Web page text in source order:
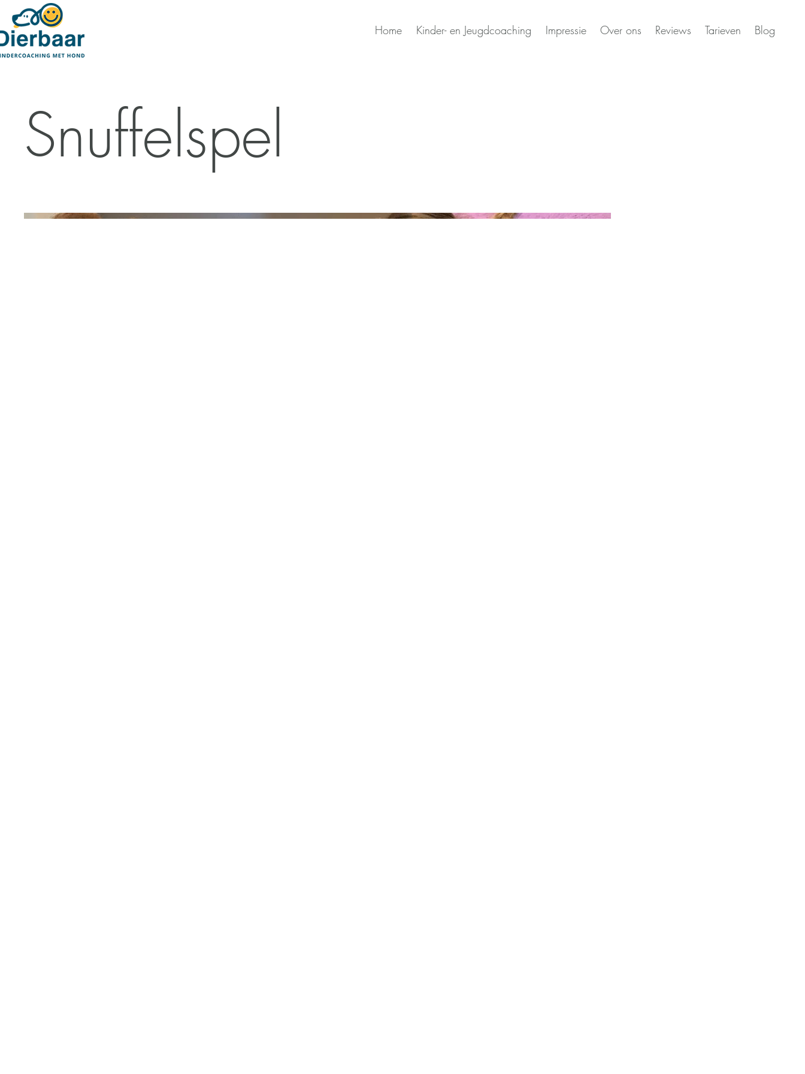
Home Kinder- en Jeugdcoaching Impressie Over ons Reviews Tarieven Blog
Snuffelspel